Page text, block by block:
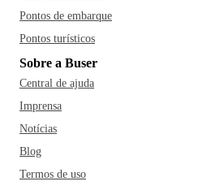
Pontos de embarque
Pontos turísticos
Sobre a Buser
Central de ajuda
Imprensa
Notícias
Blog
Termos de uso